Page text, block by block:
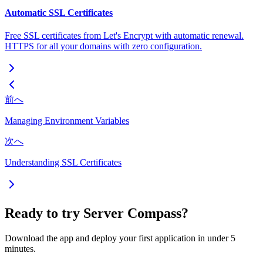
Automatic SSL Certificates
Free SSL certificates from Let's Encrypt with automatic renewal.
HTTPS for all your domains with zero configuration.
前へ
Managing Environment Variables
次へ
Understanding SSL Certificates
Ready to try Server Compass?
Download the app and deploy your first application in under 5
minutes.